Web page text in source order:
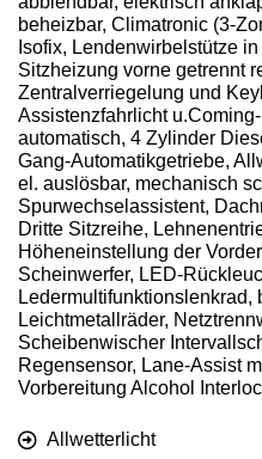
beheizbar, Climatronic (3-
Isofix, Lendenwirbelstütze
Sitzheizung vorne getrennt
Zentralverriegelung und
Assistenzfahrlicht
automatisch, 4 Zylinder
Gang-Automatikgetriebe,
el. auslösbar, mechanisch
Spurwechselassistent,
Dritte Sitzreihe,
Höheneinstellung der
Scheinwerfer, LED-
Ledermultifunktionslenkrad,
Leichtmetallräder,
Scheibenwischer
Regensensor, Lane-Assist
Vorbereitung Alcohol
Allwetterlicht